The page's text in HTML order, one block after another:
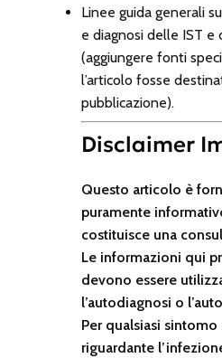
Linee guida generali
e diagnosi delle IST e
(aggiungere fonti
l’articolo fosse
pubblicazione).
Disclaimer
Questo articolo è
puramente
costituisce una
Le informazioni qui
devono essere
l’autodiagnosi o
Per qualsiasi
riguardante